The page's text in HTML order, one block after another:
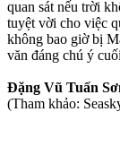
quan sát nếu trời
tuyệt vời cho việc
không bao giờ bị
văn đáng chú ý
Đặng Vũ Tuấn
(Tham khảo: